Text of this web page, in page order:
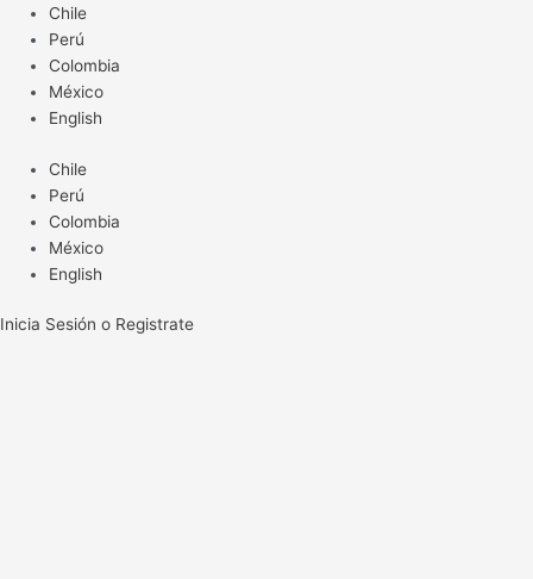
contenido
Chile
Perú
Colombia
México
English
Chile
Perú
Colombia
México
English
Inicia Sesión o Registrate